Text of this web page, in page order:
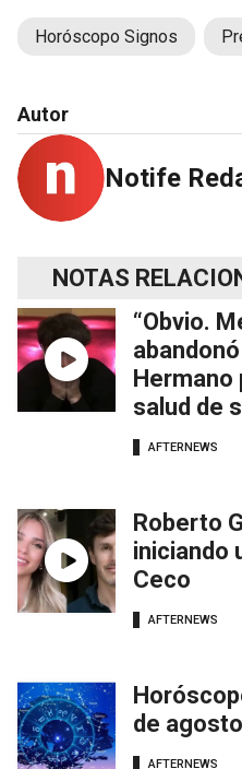
Horóscopo Signos
Autor
Notife
NOTAS
“Obvio.
Hermano
salud de
AFTERNEWS
Roberto
iniciando
Ceco
AFTERNEWS
de agosto
AFTERNEWS